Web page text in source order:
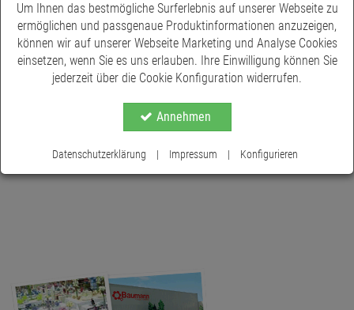
Um Ihnen das bestmögliche Surferlebnis auf unserer Webseite zu
ermöglichen und passgenaue Produktinformationen anzuzeigen,
können wir auf unserer Webseite Marketing und Analyse Cookies
einsetzen, wenn Sie es uns erlauben. Ihre Einwilligung können Sie
jederzeit über die Cookie Konfiguration widerrufen.
Annehmen
Datenschutzerklärung | Impressum | Konfigurieren